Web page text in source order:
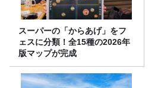
スーパーの「からあげ」をフ
ェスに分類！全15種の2026年
版マップが完成